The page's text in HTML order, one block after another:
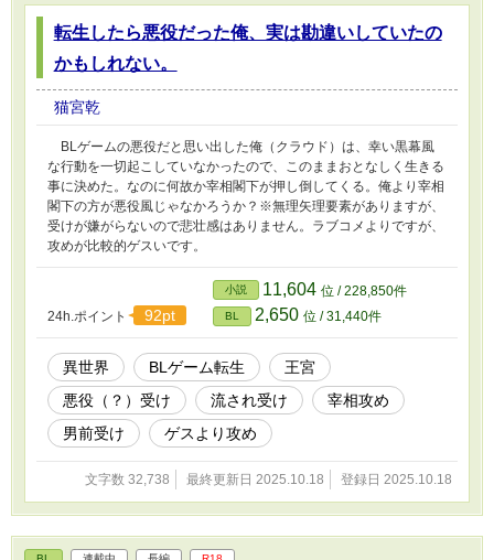
転生したら悪役だった俺、実は勘違いしていたの
かもしれない。
猫宮乾
BLゲームの悪役だと思い出した俺（クラウド）は、幸い黒幕風
な行動を一切起こしていなかったので、このままおとなしく生きる
事に決めた。なのに何故か宰相閣下が押し倒してくる。俺より宰相
閣下の方が悪役風じゃなかろうか？※無理矢理要素がありますが、
受けが嫌がらないので悲壮感はありません。ラブコメよりですが、
攻めが比較的ゲスいです。
24h.ポイント 92pt
小説 11,604 位 / 228,850件
BL 2,650 位 / 31,440件
異世界 BLゲーム転生
王宮
悪役（？）受け
流され受け
宰相攻め
男前受け
ゲスより攻め
文字数 32,738 最終更新日 2025.10.18 登録日 2025.10.18